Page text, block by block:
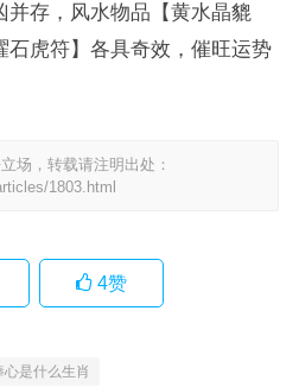
并存，风水物品【黄水晶貔
石虎符】各具奇效，催旺运势
场，转载请注明出处：
1803.html
4赞
心是什么生肖